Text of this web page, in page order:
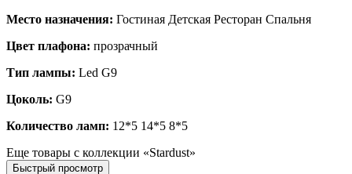
Место назначения: Гостиная Детская Ресторан Спальня
Цвет плафона: прозрачный
Тип лампы: Led G9
Цоколь: G9
Количество ламп: 12*5 14*5 8*5
Еще товары с коллекции «Stardust»
Быстрый просмотр